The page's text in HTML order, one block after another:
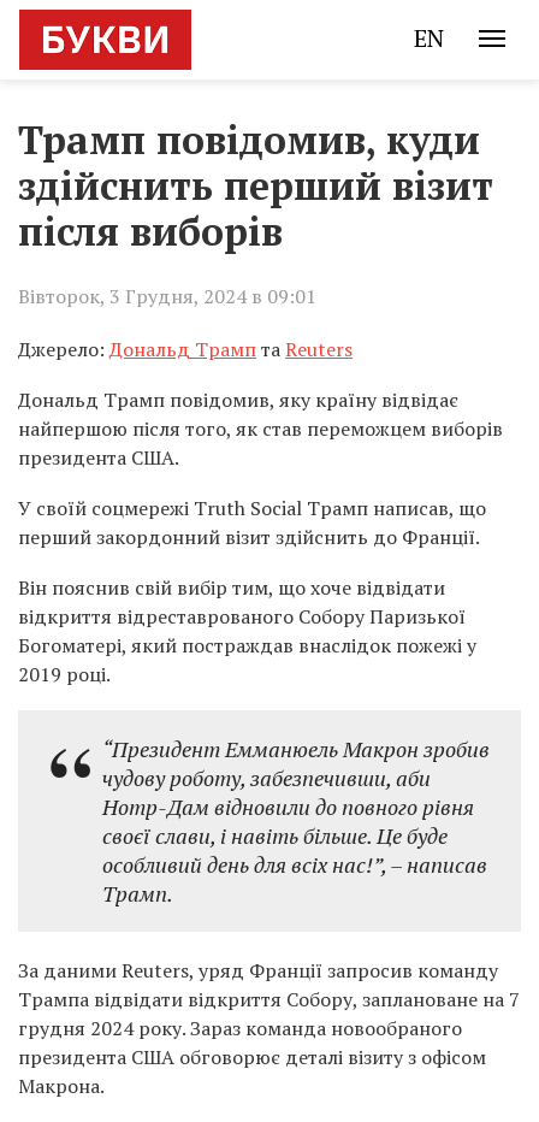
EN
Трамп повідомив, куди
здійснить перший візит
після виборів
Вівторок, 3 Грудня, 2024 в 09:01
Джерело:Дональд ТрамптаReuters
Дональд Трамп повідомив, яку країну відвідає
найпершою після того, як став переможцем виборів
президента США.
У своїй соцмережі Truth Social Трамп написав, що
перший закордонний візит здійснить до Франції.
Він пояснив свій вибір тим, що хоче відвідати
відкриття відреставрованого Собору Паризької
Богоматері, який постраждав внаслідок пожежі у
2019 році.
“Президент Емманюель Макрон зробив
чудову роботу, забезпечивши, аби
Нотр-Дам відновили до повного рівня
своєї слави, і навіть більше. Це буде
особливий день для всіх нас!”, – написав
Трамп.
За даними Reuters, уряд Франції запросив команду
Трампа відвідати відкриття Собору, заплановане на 7
грудня 2024 року. Зараз команда новообраного
президента США обговорює деталі візиту з офісом
Макрона.